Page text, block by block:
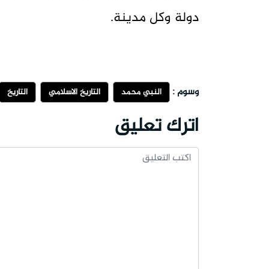
دولة وكل مدينة.
وسوم : النبي محمد التاريخ الاسلامي التاريخ
اترك تعليق